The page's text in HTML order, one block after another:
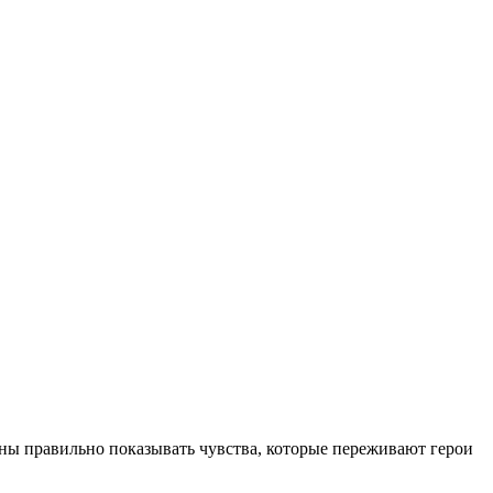
правильно показывать чувства, которые переживают герои